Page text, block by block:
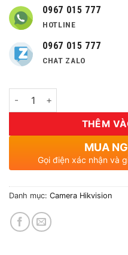
0967 015 777
HOTLINE
0967 015 777
CHAT ZALO
Số lượng
THÊM
MUA
Gọi điện xác nhận và
Danh mục: Camera Hikvision